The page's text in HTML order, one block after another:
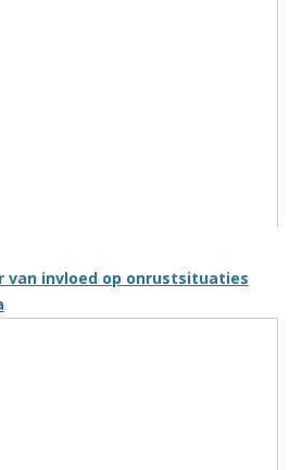
van invloed op onrustsituaties